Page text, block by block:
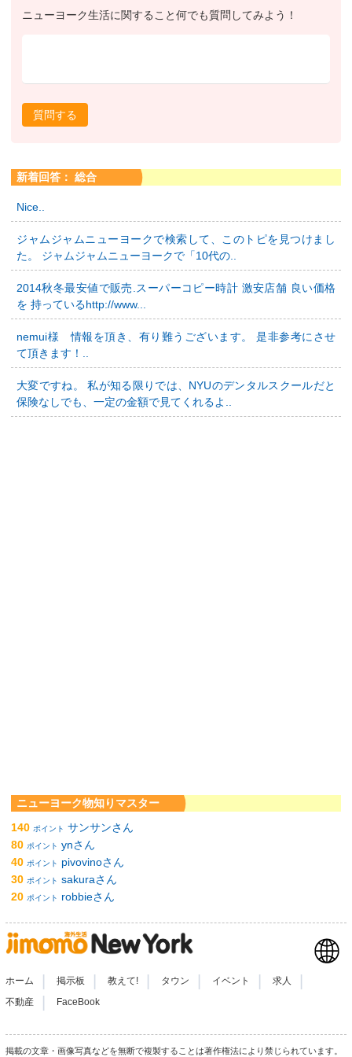
ニューヨーク生活に関すること何でも質問してみよう！
質問する
新着回答： 総合
Nice..
ジャムジャムニューヨークで検索して、このトピを見つけまし
た。 ジャムジャムニューヨークで「10代の..
2014秋冬最安値で販売.スーパーコピー時計 激安店舗 良い価格
を 持っているhttp://www...
nemui様 情報を頂き、有り難うございます。 是非参考にさせ
て頂きます！..
大変ですね。 私が知る限りでは、NYUのデンタルスクールだと
保険なしでも、一定の金額で見てくれるよ..
ニューヨーク物知りマスター
140 ポイント サンサンさん
80 ポイント ynさん
40 ポイント
pivovinoさん
30 ポイント sakuraさん
20 ポイント robbieさん
ホーム 掲示板 教えて! タウン イベント 求人
不動産 FaceBook
掲載の文章・画像写真などを無断で複製することは著作権法により禁じられています。